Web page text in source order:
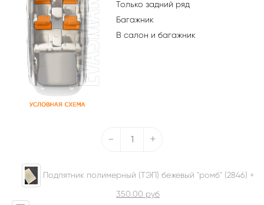
Только задний ряд
Багажник
В салон и багажник
- +
Подпятник полимерный (ТЭП) бежевый "ромб" (2846) +
350.00 руб